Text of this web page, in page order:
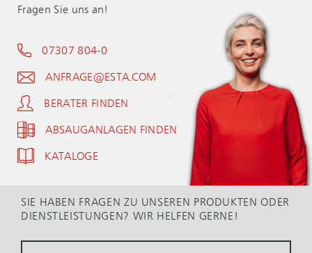
Fragen Sie uns an!
07307 804-0
ANFRAGE@ESTA.COM
BERATER FINDEN
ABSAUGANLAGEN FINDEN
KATALOGE
SIE HABEN FRAGEN ZU UNSEREN PRODUKTEN ODER
DIENSTLEISTUNGEN? WIR HELFEN GERNE!